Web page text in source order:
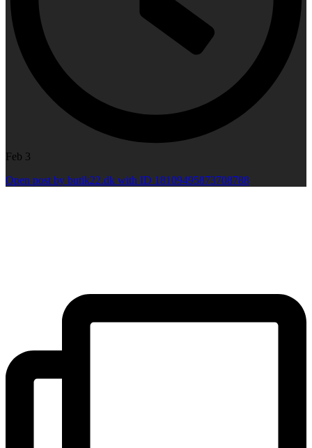
Feb 3
Open post by butik22.dk with ID 18109495873708788